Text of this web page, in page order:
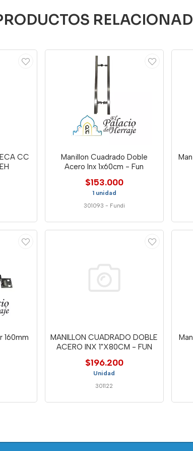
CC
Manillon Cuadrado Doble
Acero Inx 1x60cm - Fun
$153.000
1 unidad
301093 - Fundi
160mm
MANILLON CUADRADO DOBLE
ACERO INX 1"X80CM - FUN
$196.200
Unidad
301122